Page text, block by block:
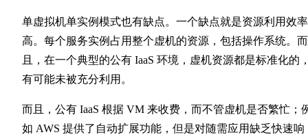
单虚拟机单实例模式也有缺点。一个缺点就是资源利用效
高。每个服务实例占用整个虚机的资源，包括操作系统。而
且，在一个典型的公有 IaaS 环境，虚机资源都是标准化的
有可能未被充分利用。
而且，公有 IaaS 根据 VM 来收费，而不管虚机是否繁忙；
如 AWS 提供了自动扩展功能，但是对随需应用缺乏快速响